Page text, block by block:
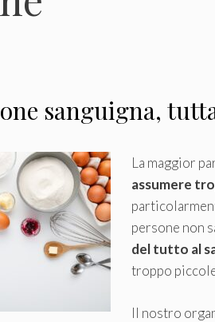
sanguigna,
La maggior
assumere
persone non
del tutto al
troppo
Il nostro